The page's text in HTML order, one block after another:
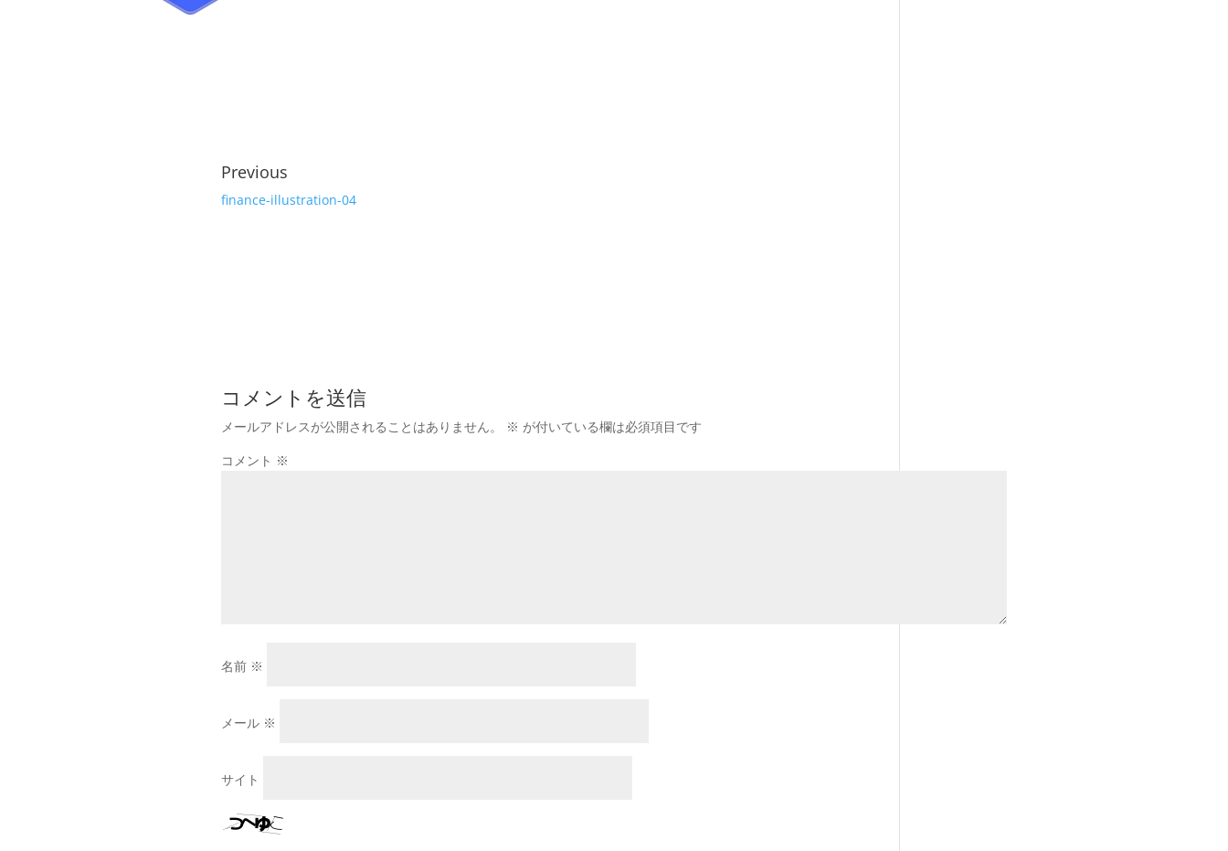
Previous
finance-illustration-04
コメントを送信
メールアドレスが公開されることはありません。 ※ が付いている欄は必須項目です
コメント ※
名前 ※
メール ※
サイト